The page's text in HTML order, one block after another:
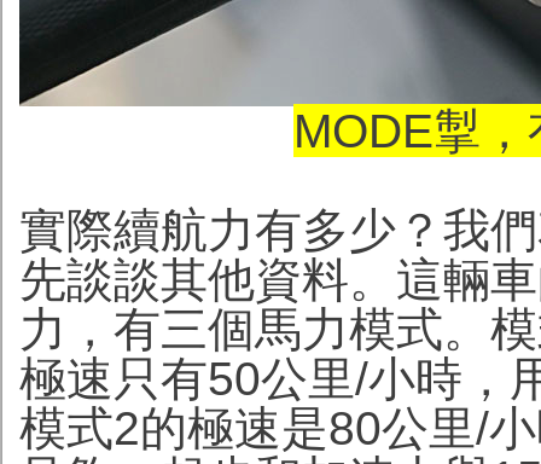
MODE掣
實際續航力有多少？我
先談談其他資料。這輛
力，有三個馬力模式。
極速只有50公里/小時，
模式2的極速是80公里/